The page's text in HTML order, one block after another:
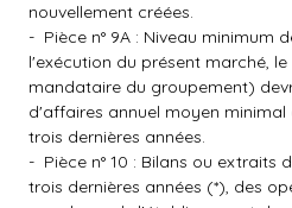
nouvellement créées.
- Pièce n° 9A : Niveau minimum
l'exécution du présent marché,
mandataire du groupement)
d'affaires annuel moyen minimal
trois dernières années.
- Pièce n° 10 : Bilans ou extraits
trois dernières années (*), des